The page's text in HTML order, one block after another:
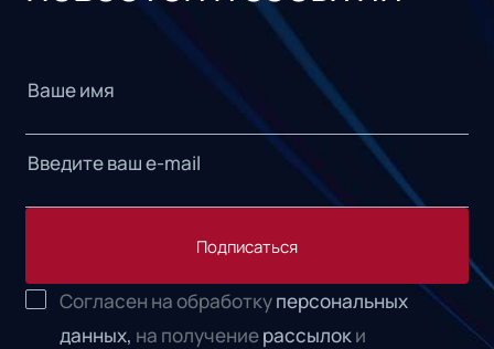
Подписаться
Согласен на обработкуперсональных
данных, на получениерассылоки